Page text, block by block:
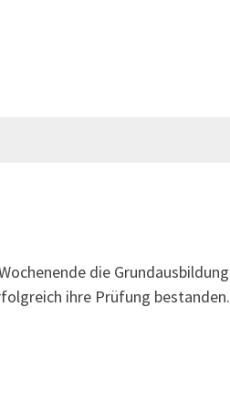
die Grundausbildung
ihre Prüfung bestanden.